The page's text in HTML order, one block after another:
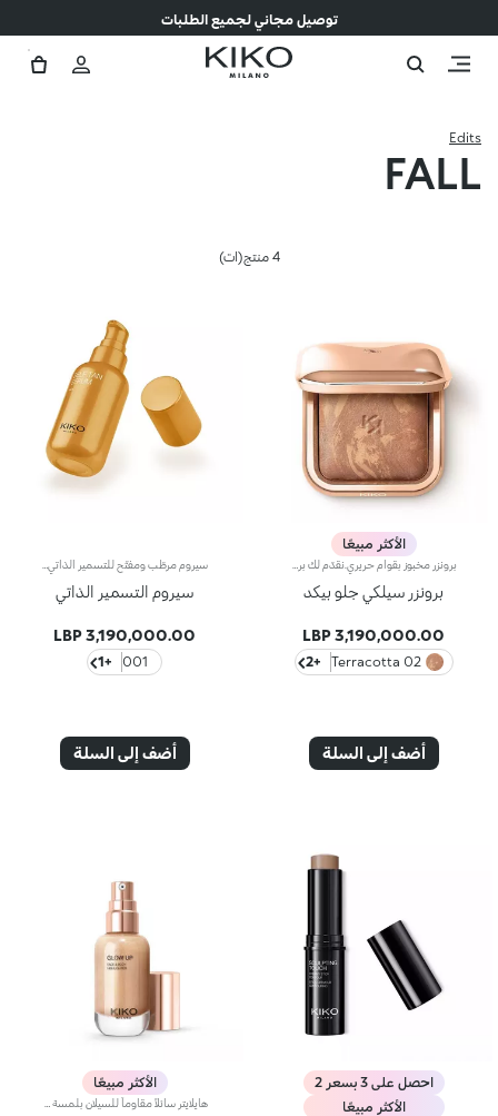
توصيل مجاني لجميع الطلبات
Edits
FALL
4 منتج(ات)
الأكثر مبيعًا
برونزر سيلكي جلو بيكد
3,190,000.00 LBP
02 Terracotta
+2
أضف إلى السلة
سيروم التسمير الذاتي
3,190,000.00 LBP
001
+1
أضف إلى السلة
احصل على 3 بسعر 2
الأكثر مبيعًا
الأكثر مبيعًا